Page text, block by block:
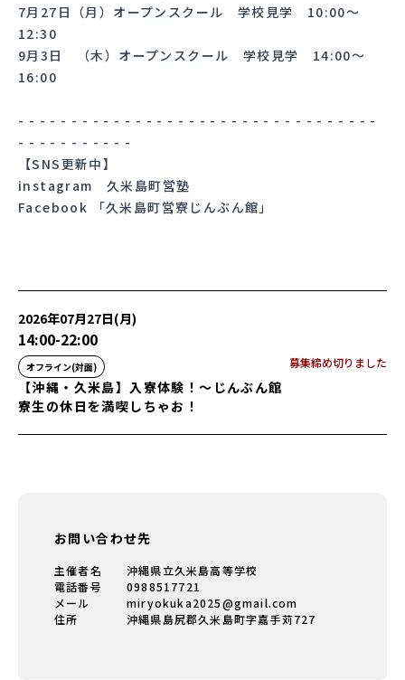
7月27日（月）オープンスクール 学校見学 10:00〜
12:30
9月3日 （木）オープンスクール 学校見学 14:00～
16:00
- - - - - - - - - - - - - - - - - - - - - - - - - - - - - - - - - -
- - - - - - - - - - -
【SNS更新中】
instagram久米島町営塾
Facebook
「久米島町営寮じんぶん館」
2026年07月27日(月)
14:00-22:00
オフライン(対面)
【沖縄・久米島】入寮体験！〜じんぶん館
寮生の休日を満喫しちゃお！
募集締め切りました
お問い合わせ先
主催者名
沖縄県立久米島高等学校
電話番号
0988517721
メール
miryokuka2025@gmail.com
住所
沖縄県島尻郡久米島町字嘉手苅727